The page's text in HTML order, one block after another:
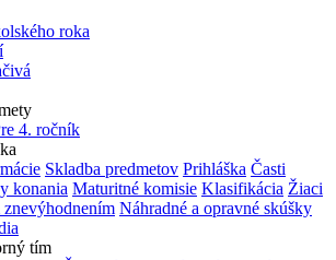
roka
4. ročník
Skladba predmetov Prihláška Časti
konania Maturitné komisie Klasifikácia Žiaci
Náhradné a opravné skúšky
tím